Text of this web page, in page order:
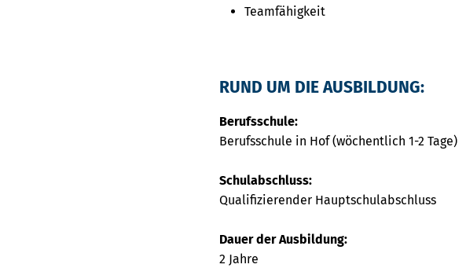
Teamfähigkeit
RUND UM DIE AUSBILDUNG:
Berufsschule:
Berufsschule in Hof (wöchentlich 1-2 Tage)
Schulabschluss:
Qualifizierender Hauptschulabschluss
Dauer der Ausbildung:
2 Jahre